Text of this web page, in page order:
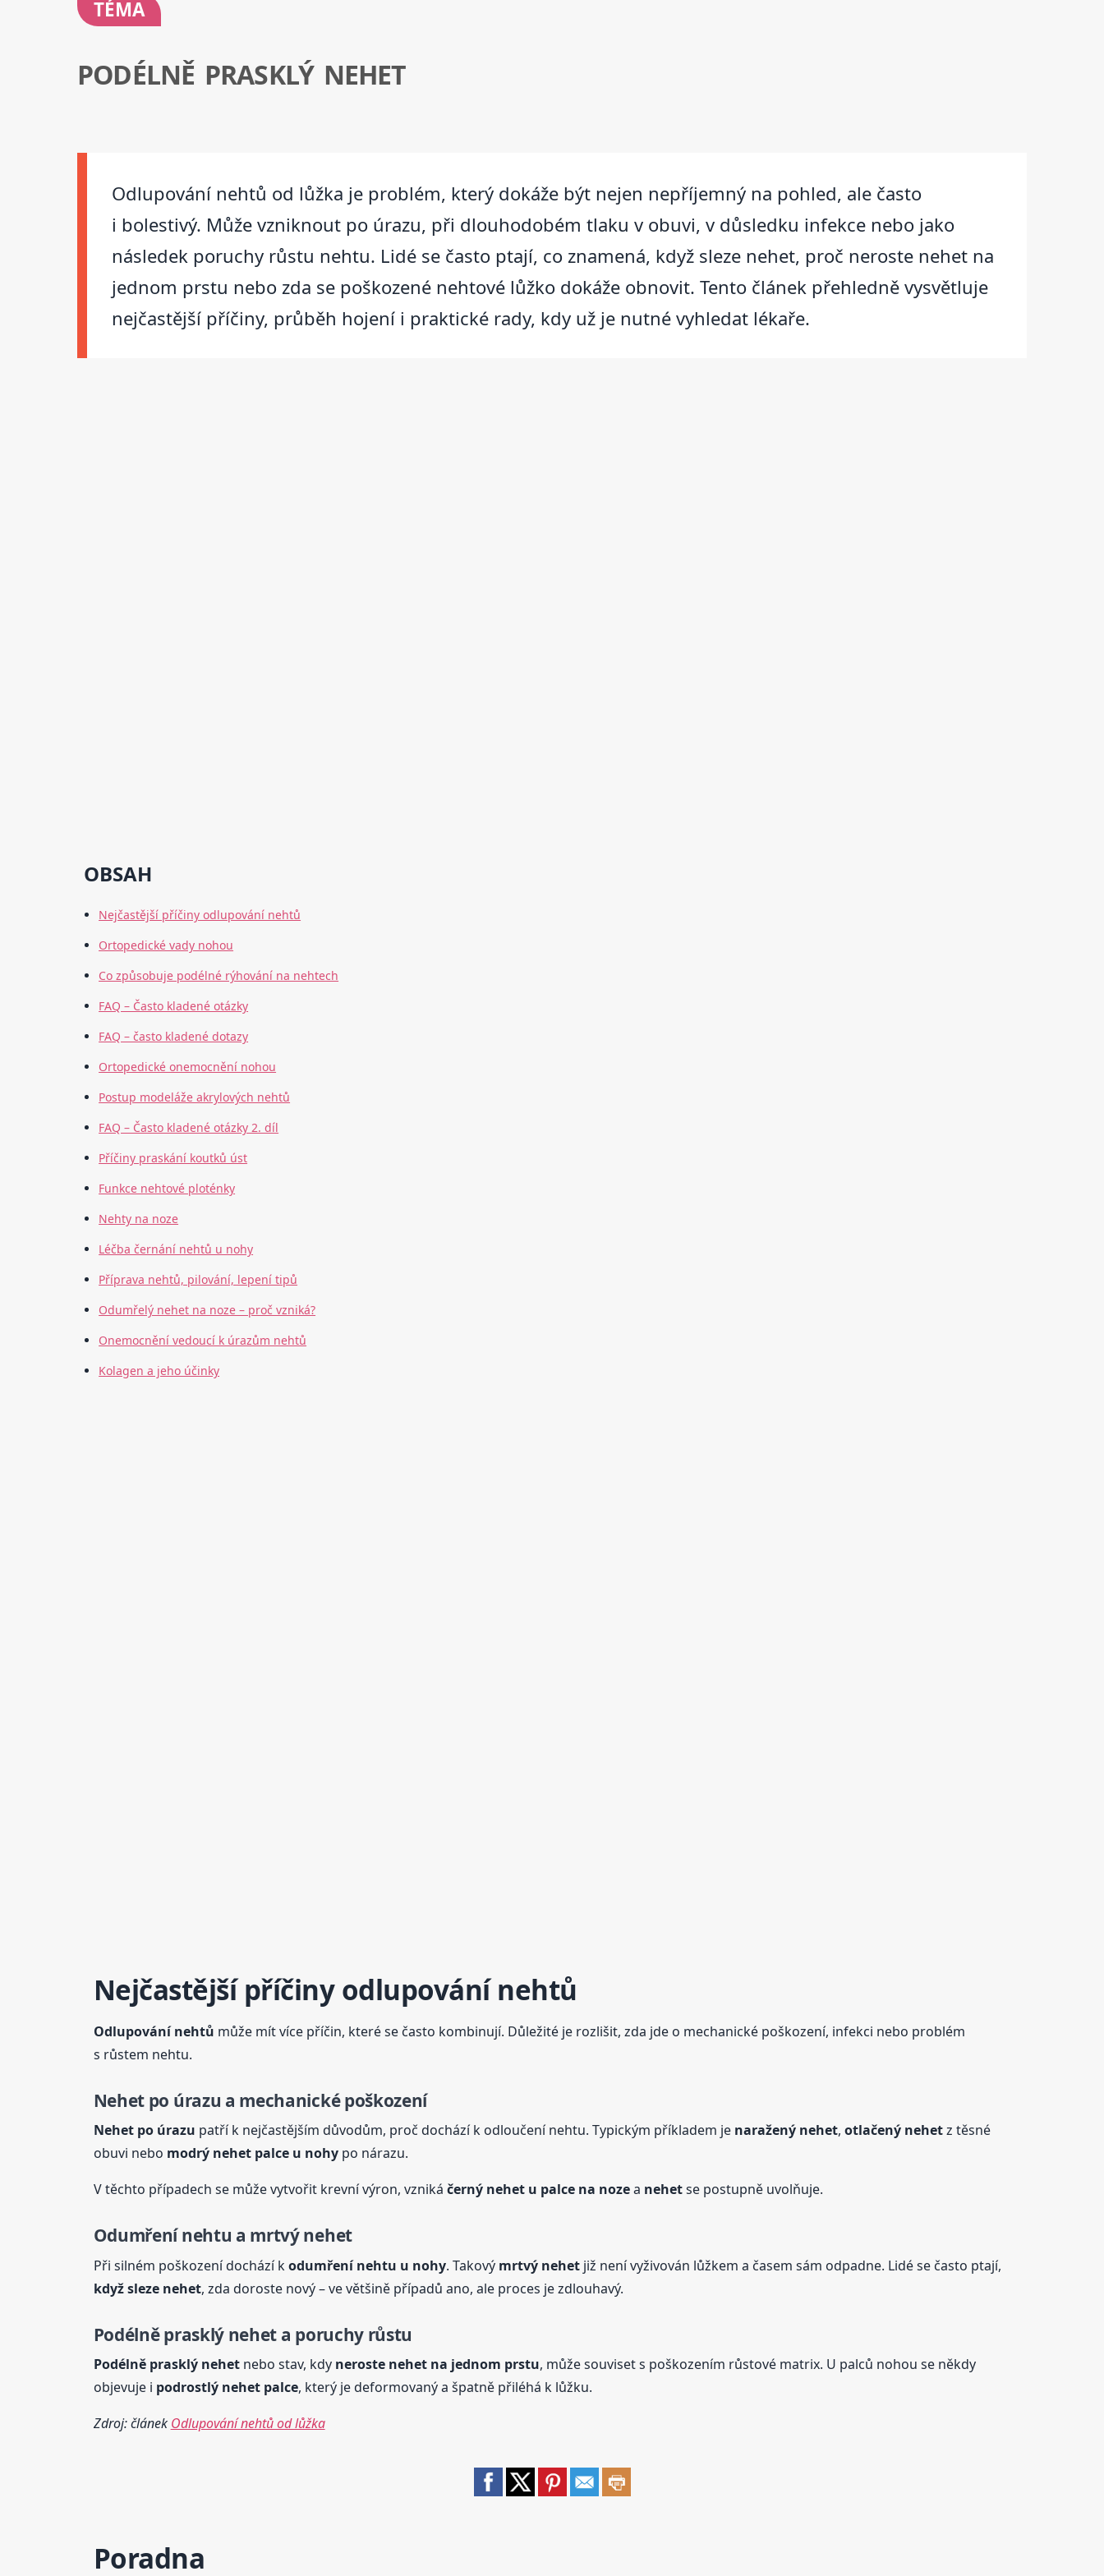
TÉMA
PODÉLNĚ PRASKLÝ NEHET
Odlupování nehtů od lůžka je problém, který dokáže být nejen nepříjemný na pohled, ale často
i bolestivý. Může vzniknout po úrazu, při dlouhodobém tlaku v obuvi, v důsledku infekce nebo jako
následek poruchy růstu nehtu. Lidé se často ptají, co znamená, když sleze nehet, proč neroste nehet na
jednom prstu nebo zda se poškozené nehtové lůžko dokáže obnovit. Tento článek přehledně vysvětluje
nejčastější příčiny, průběh hojení i praktické rady, kdy už je nutné vyhledat lékaře.
OBSAH
Nejčastější příčiny odlupování nehtů
Ortopedické vady nohou
Co způsobuje podélné rýhování na nehtech
FAQ – Často kladené otázky
FAQ – často kladené dotazy
Ortopedické onemocnění nohou
Postup modeláže akrylových nehtů
FAQ – Často kladené otázky 2. díl
Příčiny praskání koutků úst
Funkce nehtové ploténky
Nehty na noze
Léčba černání nehtů u nohy
Příprava nehtů, pilování, lepení tipů
Odumřelý nehet na noze – proč vzniká?
Onemocnění vedoucí k úrazům nehtů
Kolagen a jeho účinky
Nejčastější příčiny odlupování nehtů
Odlupování nehtů může mít více příčin, které se často kombinují. Důležité je rozlišit, zda jde o mechanické poškození, infekci nebo problém
s růstem nehtu.
Nehet po úrazu a mechanické poškození
Nehetpo úrazu patří k nejčastějším důvodům, proč dochází k odloučení nehtu. Typickým příkladem je naražený nehet, otlačený nehetz těsné
obuvi nebo modrý nehetpalce u nohypo nárazu.
V těchto případech se může vytvořit krevní výron, vzniká černý nehetu palce na nozea nehetse postupně uvolňuje.
Odumření nehtu a mrtvýnehet
Při silném poškození dochází kodumření nehtu u nohy. Takový mrtvý nehetjiž není vyživován lůžkem a časem sám odpadne. Lidé se často ptají,
když sleze nehet, zda doroste nový – ve většině případů ano, ale proces je zdlouhavý.
Podélněprasklý nehet a poruchy růstu
Podélně prasklý nehetnebo stav, kdy neroste nehetna jednom prstu, může souviset s poškozením růstové matrix. U palců nohou se někdy
objevuje i podrostlý nehetpalce, který je deformovaný a špatně přiléhá k lůžku.
Zdroj: článek Odlupování nehtů od lůžka
Poradna